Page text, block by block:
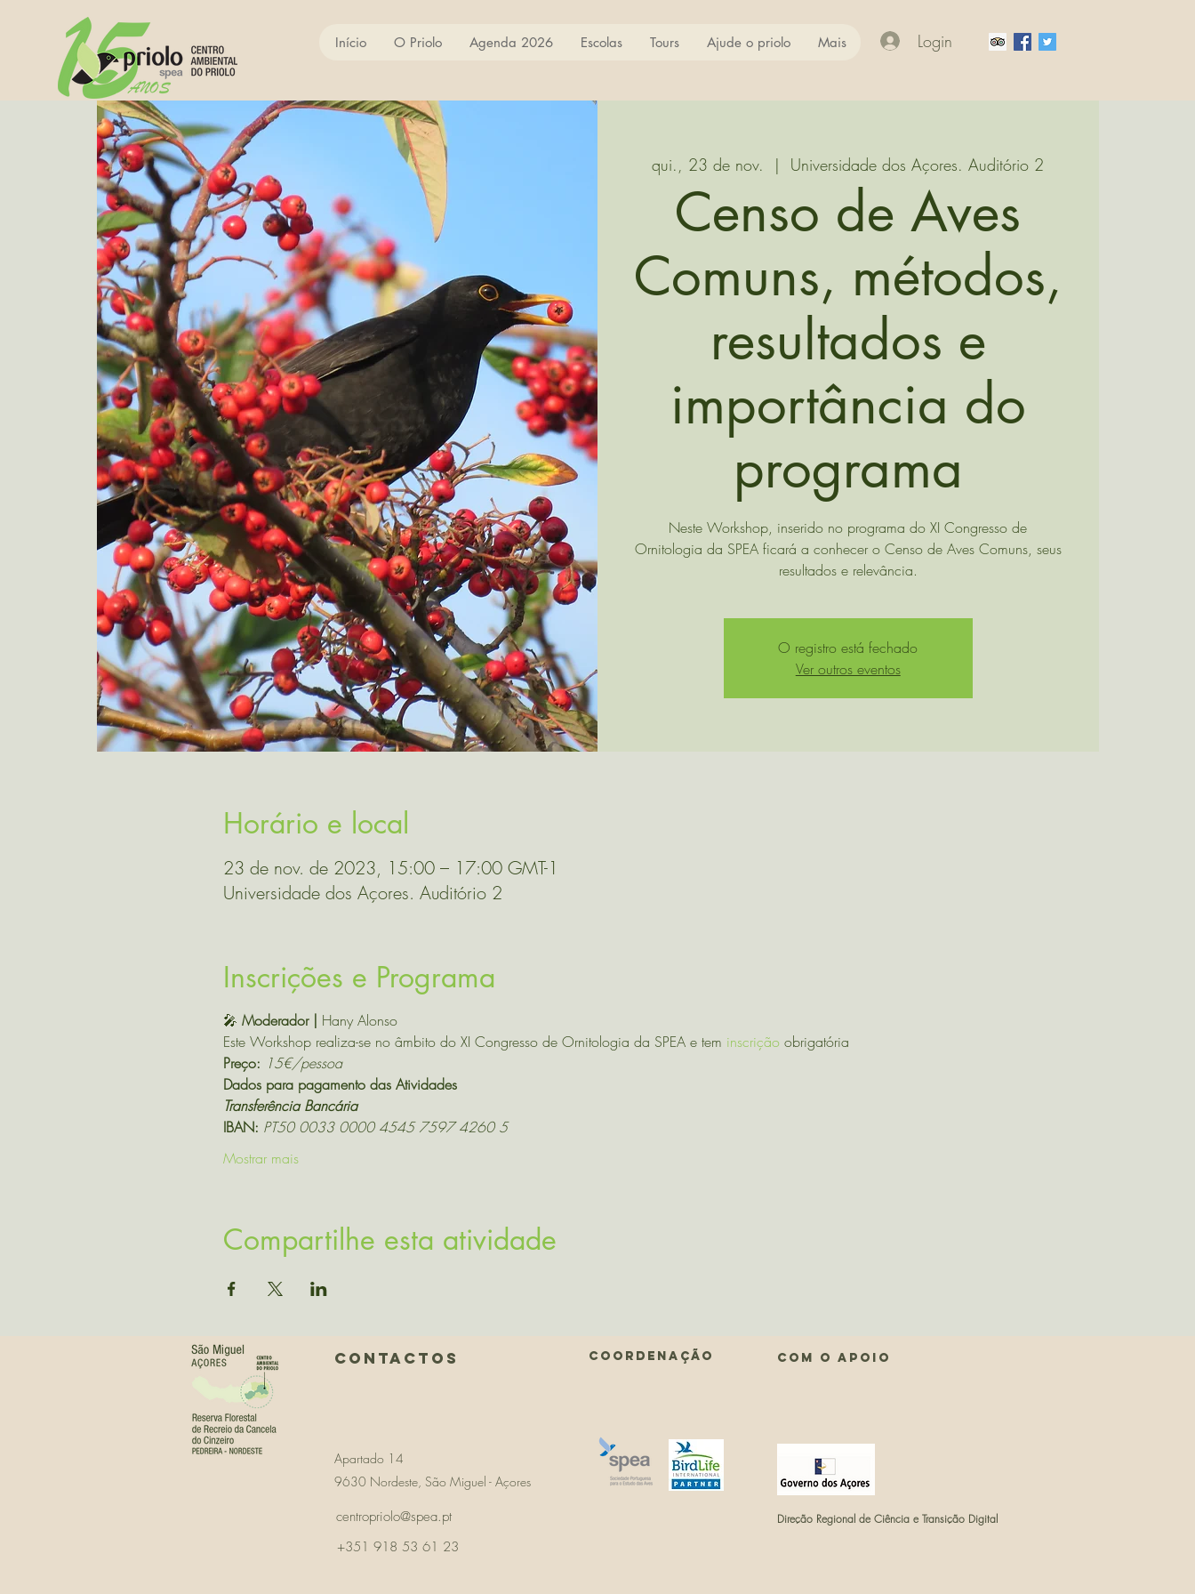
Início O Priolo Agenda 2026 Escolas Tours Ajude o priolo Mais Login
qui., 23 de nov.
  |
Universidade dos Açores. Auditório 2
Censo de Aves
Comuns, métodos,
resultados e
importância do
programa
Neste Workshop, inserido no programa do XI Congresso de
Ornitologia da SPEA ficará a conhecer o Censo de Aves Comuns, seus
resultados e relevância.
O registro está fechado
Ver outros eventos
Horário e local
23 de nov. de 2023, 15:00 – 17:00 GMT-1
Universidade dos Açores. Auditório 2
Inscrições e Programa
🎤 Moderador | Hany Alonso
Este Workshop realiza-se no âmbito do XI Congresso de Ornitologia da SPEA e tem inscrição obrigatória
Preço: 15€/pessoa
Dados para pagamento das Atividades
Transferência Bancária
IBAN: PT50 0033 0000 4545 7597 4260 5
Mostrar mais
Compartilhe esta atividade
Contactos COORDENAÇÃO
Apartado 14
9630 Nordeste, São Miguel - Açores
centropriolo@spea.pt
Com o APOIO
Direção Regional de Ciência e Transição Digital
+351 918 53 61 23